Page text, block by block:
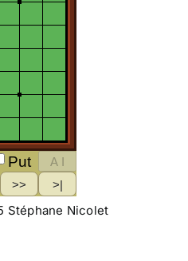
Stéphane Nicolet